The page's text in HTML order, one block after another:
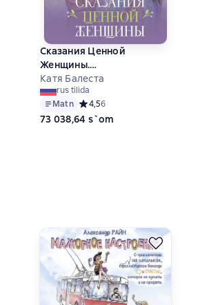
Сказания Ценной
Женщины.
Метафорические сказки и
послания об истинной
природе Женщины и её
пути к себе настоящей
Катя Балеста
rus tilida
Matn Средний рейтинг 4,5 на
4,56
73 038,64 s`om